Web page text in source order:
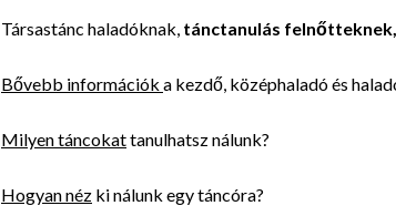
Társastánc haladóknak, tánctanulás felnőtteknek,
Bővebb információk a kezdő, középhaladó és
Milyen táncokattanulhatsz nálunk?
Hogyan néz ki nálunk egy táncóra?